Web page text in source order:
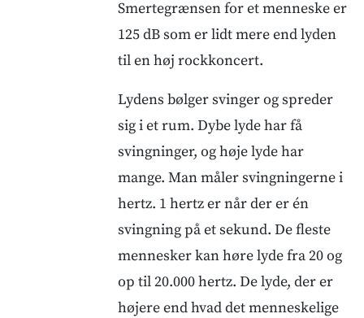
Smertegrænsen for et menneske er
125 dB som er lidt mere end lyden
til en høj rockkoncert.
Lydens bølger svinger og spreder
sig i et rum. Dybe lyde har få
svingninger, og høje lyde har
mange. Man måler svingningerne i
hertz. 1 hertz er når der er én
svingning på et sekund. De fleste
mennesker kan høre lyde fra 20 og
op til 20.000 hertz. De lyde, der er
højere end hvad det menneskelige